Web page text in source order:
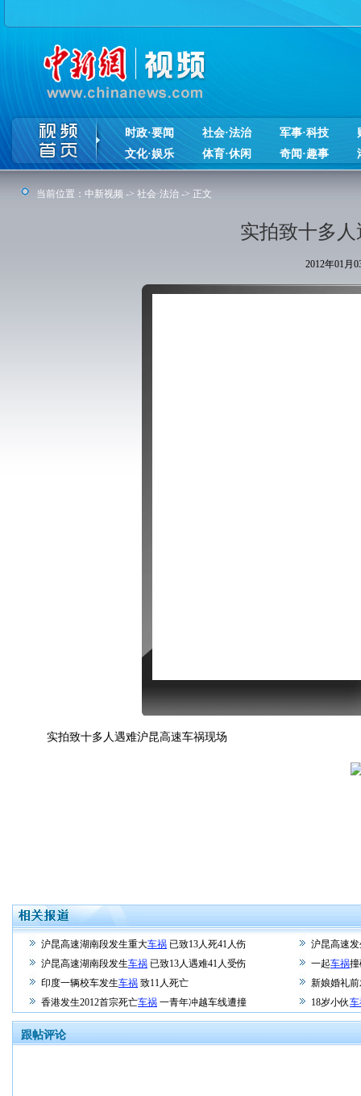
时政·要闻 社会·法治 军事·科技
文化·娱乐
体育·休闲 奇闻·趣事
当前位置： 中新视频 -> 社会·法治 -> 正文
实拍致十多
2012年01月
实拍致十多人遇难沪昆高速车祸现场
沪昆高速湖南段发生重大车祸 已致13人死41人伤
沪昆高速
沪昆高速湖南段发生车祸 已致13人遇难41人受伤 一起车祸
印度一辆校车发生车祸 致11人死亡
新娘婚礼
香港发生2012首宗死亡车祸 一青年冲越车线遭撞 18岁小伙
跟帖评论